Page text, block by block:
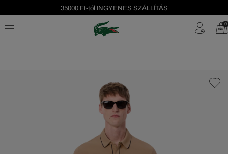
35000 Ft-tól INGYENES SZÁLLÍTÁS
Szezonális leárazás akár -40%! 0